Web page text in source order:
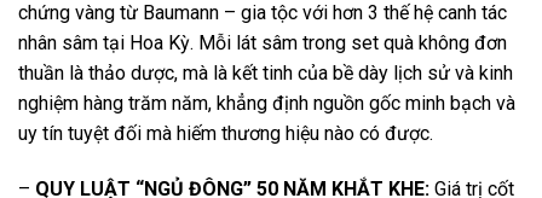
chứng vàng từ Baumann – gia tộc với hơn 3 thế hệ canh tác
nhân sâm tại Hoa Kỳ. Mỗi lát sâm trong set quà không đơn
thuần là thảo dược, mà là kết tinh của bề dày lịch sử và kinh
nghiệm hàng trăm năm, khẳng định nguồn gốc minh bạch và
uy tín tuyệt đối mà hiếm thương hiệu nào có được.
– QUY LUẬT “NGỦ ĐÔNG” 50 NĂM KHẮT KHE: Giá trị cốt